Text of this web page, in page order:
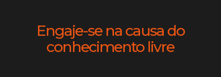
Engaje-se na causa do
conhecimento livre